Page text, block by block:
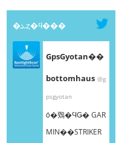
�ܥȥ�ϥ���
GpsGyotan��
bottomhaus @g
psgyotan
ȯ�䳫�ϤǤ� GAR
MIN��STRIKER